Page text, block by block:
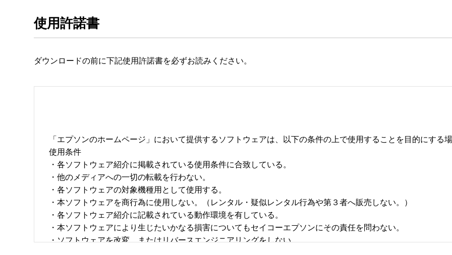
使用許諾書
ダウンロードの前に下記使用許諾書を必ずお読みください。
「エプソンのホームページ」において提供するソフトウェアは、以下の条件の上で使用することを目的にする
使用条件
・各ソフトウェア紹介に掲載されている使用条件に合致している。
・他のメディアへの一切の転載を行わない。
・各ソフトウェアの対象機種用として使用する。
・本ソフトウェアを商行為に使用しない。（レンタル・疑似レンタル行為や第３者へ販売しない。）
・各ソフトウェア紹介に記載されている動作環境を有している。
・本ソフトウェアにより生じたいかなる損害についてもセイコーエプソンにその責任を問わない。
・ソフトウェアを改変、またはリバースエンジニアリングをしない。